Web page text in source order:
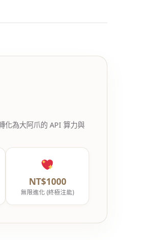
化為大阿爪的 API 算力與
NT$1000
無限進化 (終極注能)